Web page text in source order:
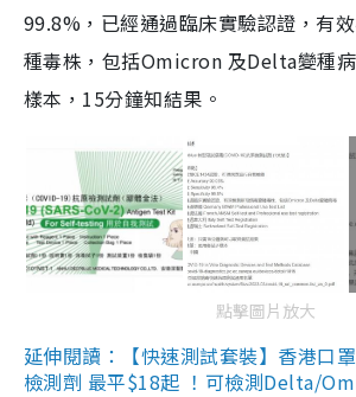
99.8%，已經通過臨床實驗認證，有
種毒株，包括Omicron 及Delta變種
樣本，15分鐘知結果。
點擊圖片放大
延伸閱讀：【快速測試套裝】香港口
檢測劑 最平$18起 ！可檢測Delta/